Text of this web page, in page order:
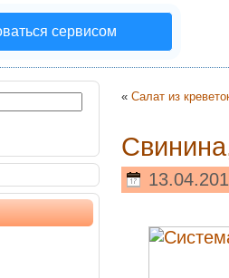
сервисом
« Салат из